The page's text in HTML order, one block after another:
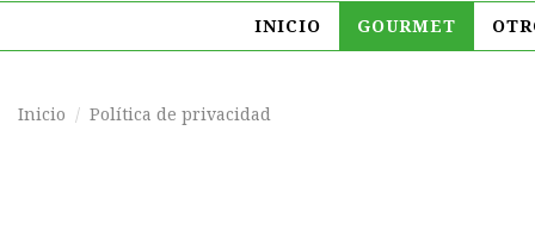
INICIO GOURMET
Inicio Política de privacidad